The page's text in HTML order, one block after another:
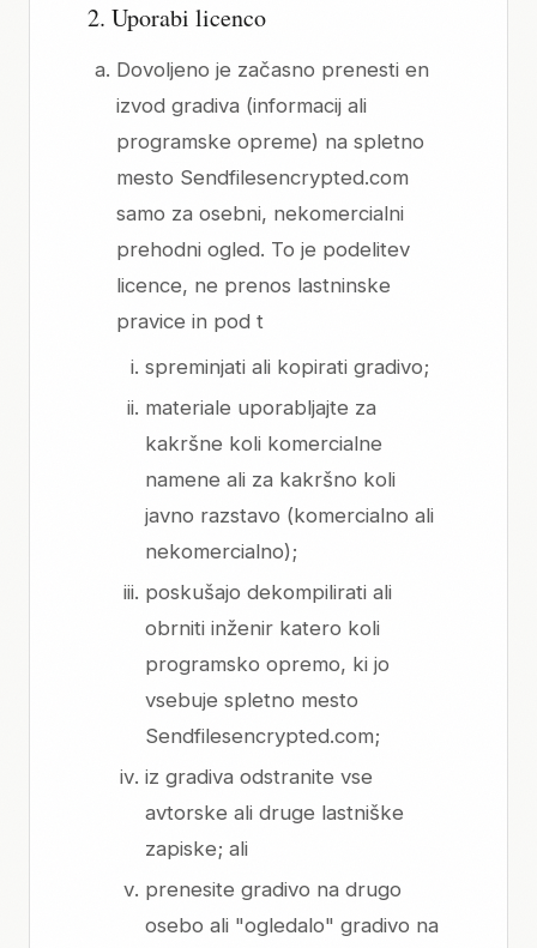
2. Uporabi licenco
Dovoljeno je začasno prenesti en
izvod gradiva (informacij ali
programske opreme) na spletno
mesto Sendfilesencrypted.com
samo za osebni, nekomercialni
prehodni ogled. To je podelitev
licence, ne prenos lastninske
pravice in pod t
spreminjati ali kopirati gradivo;
materiale uporabljajte za
kakršne koli komercialne
namene ali za kakršno koli
javno razstavo (komercialno ali
nekomercialno);
poskušajo dekompilirati ali
obrniti inženir katero koli
programsko opremo, ki jo
vsebuje spletno mesto
Sendfilesencrypted.com;
iz gradiva odstranite vse
avtorske ali druge lastniške
zapiske; ali
prenesite gradivo na drugo
osebo ali "ogledalo" gradivo na